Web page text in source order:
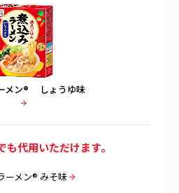
メン® しょうゆ味
も代用いただけます。
ーメン® みそ味